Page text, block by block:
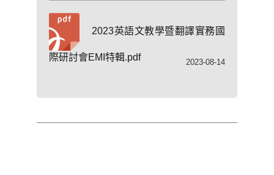
2023英語文教學暨翻譯實務國
際研討會EMI特輯.pdf 2023-08-14